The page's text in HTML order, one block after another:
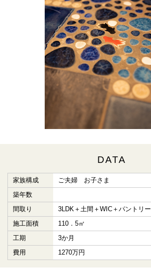
DATA
家族構成
ご夫婦 お子さま
築年数
間取り
3LDK＋土間＋WIC＋パントリー
施工面積
110．5㎡
工期
3か月
費用
1270万円